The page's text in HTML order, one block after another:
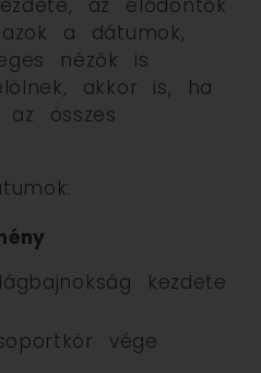
az elődöntők
a dátumok,
nézők is
akkor is, ha
összes
kezdete
vége